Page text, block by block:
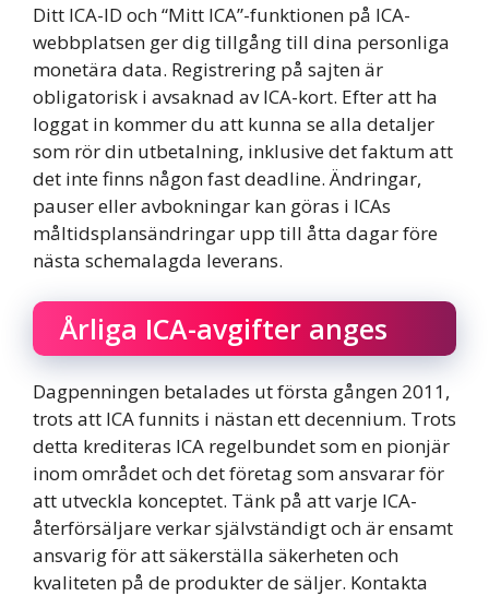
Ditt ICA-ID och “Mitt ICA”-funktionen på ICA-
webbplatsen ger dig tillgång till dina personliga
monetära data. Registrering på sajten är
obligatorisk i avsaknad av ICA-kort. Efter att ha
loggat in kommer du att kunna se alla detaljer
som rör din utbetalning, inklusive det faktum att
det inte finns någon fast deadline. Ändringar,
pauser eller avbokningar kan göras i ICAs
måltidsplansändringar upp till åtta dagar före
nästa schemalagda leverans.
Årliga ICA-avgifter anges
Dagpenningen betalades ut första gången 2011,
trots att ICA funnits i nästan ett decennium. Trots
detta krediteras ICA regelbundet som en pionjär
inom området och det företag som ansvarar för
att utveckla konceptet. Tänk på att varje ICA-
återförsäljare verkar självständigt och är ensamt
ansvarig för att säkerställa säkerheten och
kvaliteten på de produkter de säljer. Kontakta